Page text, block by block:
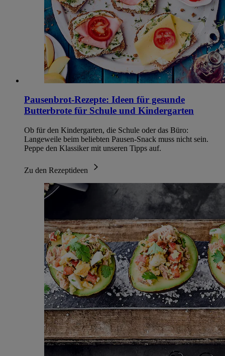
Pausenbrot-Rezepte: Ideen für gesunde
Butterbrote für Schule und Kindergarten
Ob für den Kindergarten, die Schule oder das Büro:
Langeweile beim beliebten Pausen-Snack muss nicht sein.
Peppe den Klassiker mit unseren Tipps auf.
Zu den Rezeptideen